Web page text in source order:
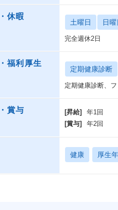
プロダクト価値
できるポジショ
この背景から、
・複数のプロダ
力の一つかと思い
カルチャー
・常識を超える
休暇
土曜日 日曜
完全週休2日
福利厚生
定期健康診断
定期健康診断、
賞与 [昇給]
年1回
[賞与]
年2回
健康 厚生